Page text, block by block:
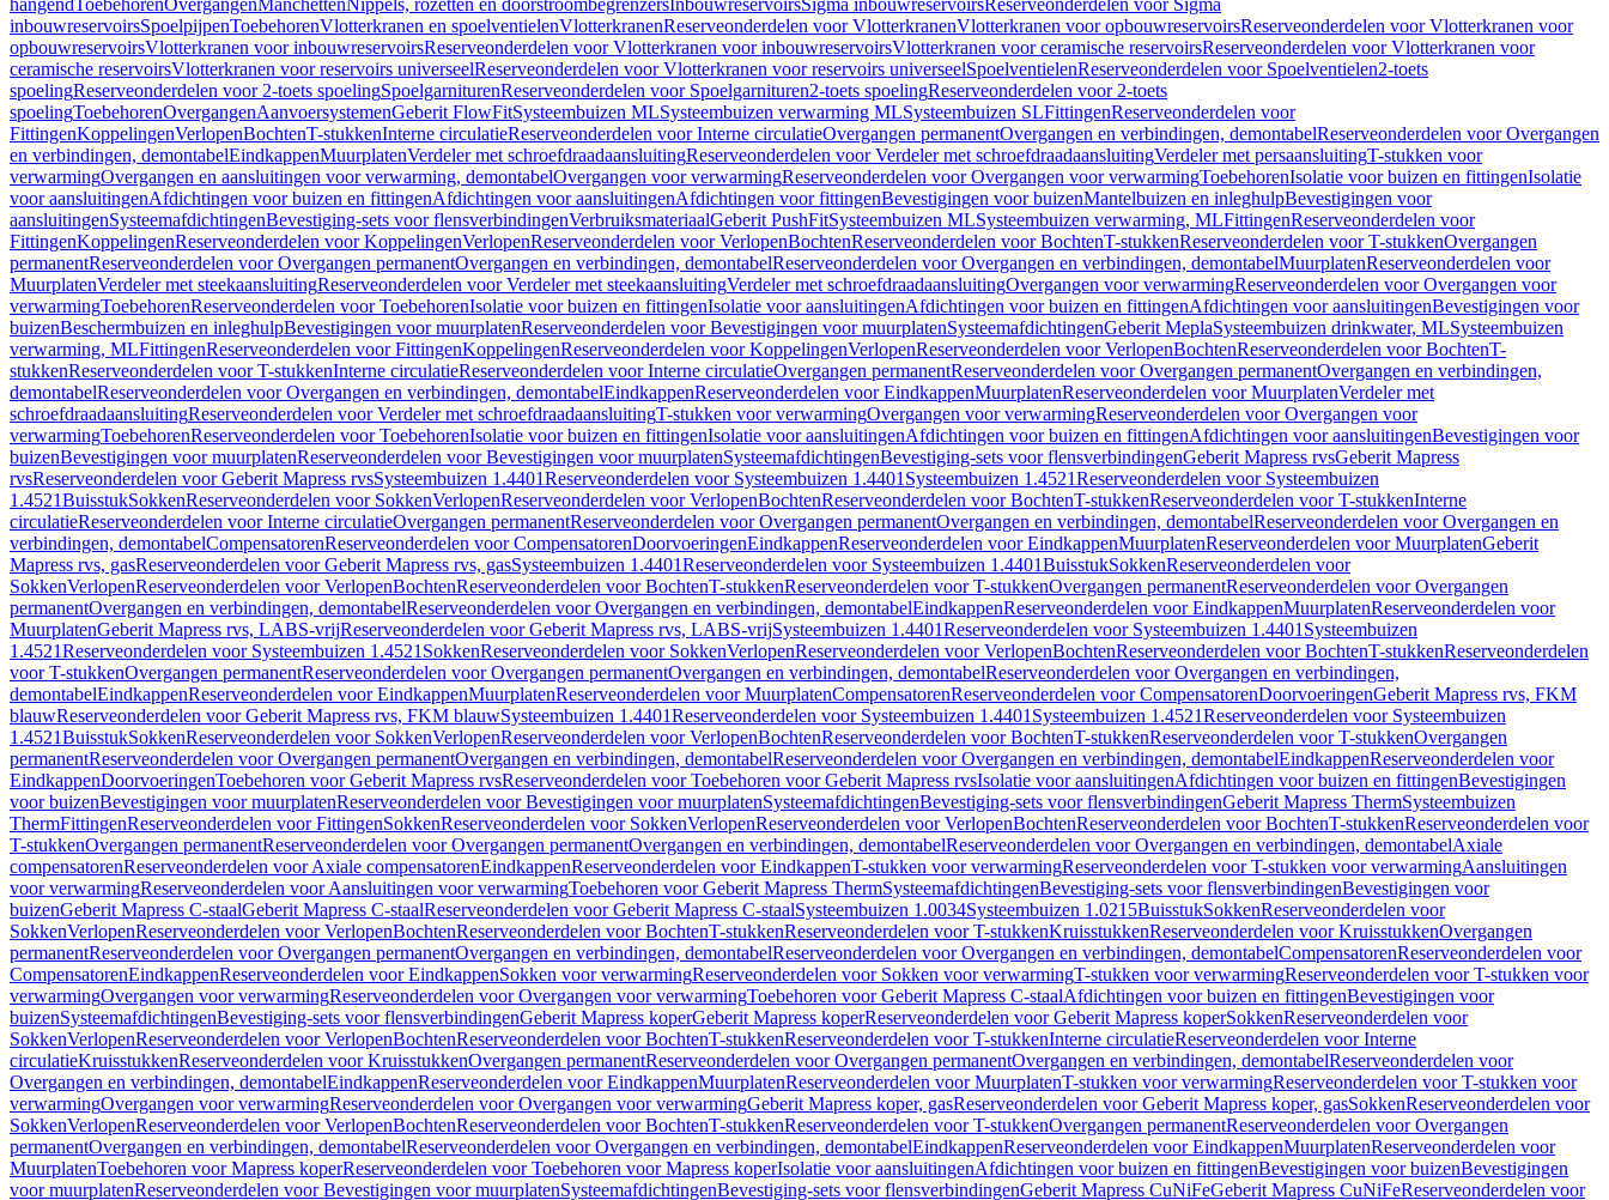
hangendToebehorenOvergangenManchettenNippels, rozetten en doorstroombegrenzersInbouwreservoirsSigma inbouwreservoirsReserveonderdelen voor Sigma
inbouwreservoirsSpoelpijpenToebehorenVlotterkranen en spoelventielenVlotterkranenReserveonderdelen voor VlotterkranenVlotterkranen voor opbouwreservoirsReserveonderdelen voor Vlotterkranen voor
opbouwreservoirsVlotterkranen voor inbouwreservoirsReserveonderdelen voor Vlotterkranen voor inbouwreservoirsVlotterkranen voor ceramische reservoirsReserveonderdelen voor Vlotterkranen voor
ceramische reservoirsVlotterkranen voor reservoirs universeelReserveonderdelen voor Vlotterkranen voor reservoirs universeelSpoelventielenReserveonderdelen voor Spoelventielen2-toets
spoelingReserveonderdelen voor 2-toets spoelingSpoelgarniturenReserveonderdelen voor Spoelgarnituren2-toets spoelingReserveonderdelen voor 2-toets
spoelingToebehorenOvergangenAanvoersystemenGeberit FlowFitSysteembuizen MLSysteembuizen verwarming MLSysteembuizen SLFittingenReserveonderdelen voor
FittingenKoppelingenVerlopenBochtenT-stukkenInterne circulatieReserveonderdelen voor Interne circulatieOvergangen permanentOvergangen en verbindingen, demontabelReserveonderdelen voor Overgangen
en verbindingen, demontabelEindkappenMuurplatenVerdeler met schroefdraadaansluitingReserveonderdelen voor Verdeler met schroefdraadaansluitingVerdeler met persaansluitingT-stukken voor
verwarmingOvergangen en aansluitingen voor verwarming, demontabelOvergangen voor verwarmingReserveonderdelen voor Overgangen voor verwarmingToebehorenIsolatie voor buizen en fittingenIsolatie
voor aansluitingenAfdichtingen voor buizen en fittingenAfdichtingen voor aansluitingenAfdichtingen voor fittingenBevestigingen voor buizenMantelbuizen en inleghulpBevestigingen voor
aansluitingenSysteemafdichtingenBevestiging-sets voor flensverbindingenVerbruiksmateriaalGeberit PushFitSysteembuizen MLSysteembuizen verwarming, MLFittingenReserveonderdelen voor
FittingenKoppelingenReserveonderdelen voor KoppelingenVerlopenReserveonderdelen voor VerlopenBochtenReserveonderdelen voor BochtenT-stukkenReserveonderdelen voor T-stukkenOvergangen
permanentReserveonderdelen voor Overgangen permanentOvergangen en verbindingen, demontabelReserveonderdelen voor Overgangen en verbindingen, demontabelMuurplatenReserveonderdelen voor
MuurplatenVerdeler met steekaansluitingReserveonderdelen voor Verdeler met steekaansluitingVerdeler met schroefdraadaansluitingOvergangen voor verwarmingReserveonderdelen voor Overgangen voor
verwarmingToebehorenReserveonderdelen voor ToebehorenIsolatie voor buizen en fittingenIsolatie voor aansluitingenAfdichtingen voor buizen en fittingenAfdichtingen voor aansluitingenBevestigingen voor
buizenBeschermbuizen en inleghulpBevestigingen voor muurplatenReserveonderdelen voor Bevestigingen voor muurplatenSysteemafdichtingenGeberit MeplaSysteembuizen drinkwater, MLSysteembuizen
verwarming, MLFittingenReserveonderdelen voor FittingenKoppelingenReserveonderdelen voor KoppelingenVerlopenReserveonderdelen voor VerlopenBochtenReserveonderdelen voor BochtenT-
stukkenReserveonderdelen voor T-stukkenInterne circulatieReserveonderdelen voor Interne circulatieOvergangen permanentReserveonderdelen voor Overgangen permanentOvergangen en verbindingen,
demontabelReserveonderdelen voor Overgangen en verbindingen, demontabelEindkappenReserveonderdelen voor EindkappenMuurplatenReserveonderdelen voor MuurplatenVerdeler met
schroefdraadaansluitingReserveonderdelen voor Verdeler met schroefdraadaansluitingT-stukken voor verwarmingOvergangen voor verwarmingReserveonderdelen voor Overgangen voor
verwarmingToebehorenReserveonderdelen voor ToebehorenIsolatie voor buizen en fittingenIsolatie voor aansluitingenAfdichtingen voor buizen en fittingenAfdichtingen voor aansluitingenBevestigingen voor
buizenBevestigingen voor muurplatenReserveonderdelen voor Bevestigingen voor muurplatenSysteemafdichtingenBevestiging-sets voor flensverbindingenGeberit Mapress rvsGeberit Mapress
rvsReserveonderdelen voor Geberit Mapress rvsSysteembuizen 1.4401Reserveonderdelen voor Systeembuizen 1.4401 Systeembuizen 1.4521Reserveonderdelen voor Systeembuizen
1.4521BuisstukSokkenReserveonderdelen voor SokkenVerlopenReserveonderdelen voor VerlopenBochtenReserveonderdelen voor BochtenT-stukkenReserveonderdelen voor T-stukkenInterne
circulatieReserveonderdelen voor Interne circulatieOvergangen permanentReserveonderdelen voor Overgangen permanentOvergangen en verbindingen, demontabelReserveonderdelen voor Overgangen en
verbindingen, demontabelCompensatorenReserveonderdelen voor CompensatorenDoorvoeringenEindkappenReserveonderdelen voor EindkappenMuurplatenReserveonderdelen voor MuurplatenGeberit
Mapress rvs, gasReserveonderdelen voor Geberit Mapress rvs, gasSysteembuizen 1.4401Reserveonderdelen voor Systeembuizen 1.4401BuisstukSokkenReserveonderdelen voor
SokkenVerlopenReserveonderdelen voor VerlopenBochtenReserveonderdelen voor BochtenT-stukkenReserveonderdelen voor T-stukkenOvergangen permanentReserveonderdelen voor Overgangen
permanentOvergangen en verbindingen, demontabelReserveonderdelen voor Overgangen en verbindingen, demontabelEindkappenReserveonderdelen voor EindkappenMuurplatenReserveonderdelen voor
MuurplatenGeberit Mapress rvs, LABS-vrijReserveonderdelen voor Geberit Mapress rvs, LABS-vrijSysteembuizen 1.4401Reserveonderdelen voor Systeembuizen 1.4401 Systeembuizen
1.4521Reserveonderdelen voor Systeembuizen 1.4521 SokkenReserveonderdelen voor SokkenVerlopenReserveonderdelen voor VerlopenBochtenReserveonderdelen voor BochtenT-stukkenReserveonderdelen
voor T-stukkenOvergangen permanentReserveonderdelen voor Overgangen permanentOvergangen en verbindingen, demontabelReserveonderdelen voor Overgangen en verbindingen,
demontabelEindkappenReserveonderdelen voor EindkappenMuurplatenReserveonderdelen voor MuurplatenCompensatorenReserveonderdelen voor CompensatorenDoorvoeringenGeberit Mapress rvs, FKM
blauwReserveonderdelen voor Geberit Mapress rvs, FKM blauwSysteembuizen 1.4401Reserveonderdelen voor Systeembuizen 1.4401 Systeembuizen 1.4521Reserveonderdelen voor Systeembuizen
1.4521BuisstukSokkenReserveonderdelen voor SokkenVerlopenReserveonderdelen voor VerlopenBochtenReserveonderdelen voor BochtenT-stukkenReserveonderdelen voor T-stukkenOvergangen
permanentReserveonderdelen voor Overgangen permanentOvergangen en verbindingen, demontabelReserveonderdelen voor Overgangen en verbindingen, demontabelEindkappenReserveonderdelen voor
EindkappenDoorvoeringenToebehoren voor Geberit Mapress rvsReserveonderdelen voor Toebehoren voor Geberit Mapress rvsIsolatie voor aansluitingenAfdichtingen voor buizen en fittingenBevestigingen
voor buizenBevestigingen voor muurplatenReserveonderdelen voor Bevestigingen voor muurplatenSysteemafdichtingenBevestiging-sets voor flensverbindingenGeberit Mapress ThermSysteembuizen
ThermFittingenReserveonderdelen voor FittingenSokkenReserveonderdelen voor SokkenVerlopenReserveonderdelen voor VerlopenBochtenReserveonderdelen voor BochtenT-stukkenReserveonderdelen voor
T-stukkenOvergangen permanentReserveonderdelen voor Overgangen permanentOvergangen en verbindingen, demontabelReserveonderdelen voor Overgangen en verbindingen, demontabelAxiale
compensatorenReserveonderdelen voor Axiale compensatorenEindkappenReserveonderdelen voor EindkappenT-stukken voor verwarmingReserveonderdelen voor T-stukken voor verwarmingAansluitingen
voor verwarmingReserveonderdelen voor Aansluitingen voor verwarmingToebehoren voor Geberit Mapress ThermSysteemafdichtingenBevestiging-sets voor flensverbindingenBevestigingen voor
buizenGeberit Mapress C-staalGeberit Mapress C-staalReserveonderdelen voor Geberit Mapress C-staalSysteembuizen 1.0034Systeembuizen 1.0215BuisstukSokkenReserveonderdelen voor
SokkenVerlopenReserveonderdelen voor VerlopenBochtenReserveonderdelen voor BochtenT-stukkenReserveonderdelen voor T-stukkenKruisstukkenReserveonderdelen voor KruisstukkenOvergangen
permanentReserveonderdelen voor Overgangen permanentOvergangen en verbindingen, demontabelReserveonderdelen voor Overgangen en verbindingen, demontabelCompensatorenReserveonderdelen voor
CompensatorenEindkappenReserveonderdelen voor EindkappenSokken voor verwarmingReserveonderdelen voor Sokken voor verwarmingT-stukken voor verwarmingReserveonderdelen voor T-stukken voor
verwarmingOvergangen voor verwarmingReserveonderdelen voor Overgangen voor verwarmingToebehoren voor Geberit Mapress C-staalAfdichtingen voor buizen en fittingenBevestigingen voor
buizenSysteemafdichtingenBevestiging-sets voor flensverbindingenGeberit Mapress koperGeberit Mapress koperReserveonderdelen voor Geberit Mapress koperSokkenReserveonderdelen voor
SokkenVerlopenReserveonderdelen voor VerlopenBochtenReserveonderdelen voor BochtenT-stukkenReserveonderdelen voor T-stukkenInterne circulatieReserveonderdelen voor Interne
circulatieKruisstukkenReserveonderdelen voor KruisstukkenOvergangen permanentReserveonderdelen voor Overgangen permanentOvergangen en verbindingen, demontabelReserveonderdelen voor
Overgangen en verbindingen, demontabelEindkappenReserveonderdelen voor EindkappenMuurplatenReserveonderdelen voor MuurplatenT-stukken voor verwarmingReserveonderdelen voor T-stukken voor
verwarmingOvergangen voor verwarmingReserveonderdelen voor Overgangen voor verwarmingGeberit Mapress koper, gasReserveonderdelen voor Geberit Mapress koper, gasSokkenReserveonderdelen voor
SokkenVerlopenReserveonderdelen voor VerlopenBochtenReserveonderdelen voor BochtenT-stukkenReserveonderdelen voor T-stukkenOvergangen permanentReserveonderdelen voor Overgangen
permanentOvergangen en verbindingen, demontabelReserveonderdelen voor Overgangen en verbindingen, demontabelEindkappenReserveonderdelen voor EindkappenMuurplatenReserveonderdelen voor
MuurplatenToebehoren voor Mapress koperReserveonderdelen voor Toebehoren voor Mapress koperIsolatie voor aansluitingenAfdichtingen voor buizen en fittingenBevestigingen voor buizenBevestigingen
voor muurplatenReserveonderdelen voor Bevestigingen voor muurplatenSysteemafdichtingenBevestiging-sets voor flensverbindingenGeberit Mapress CuNiFeGeberit Mapress CuNiFeReserveonderdelen voor